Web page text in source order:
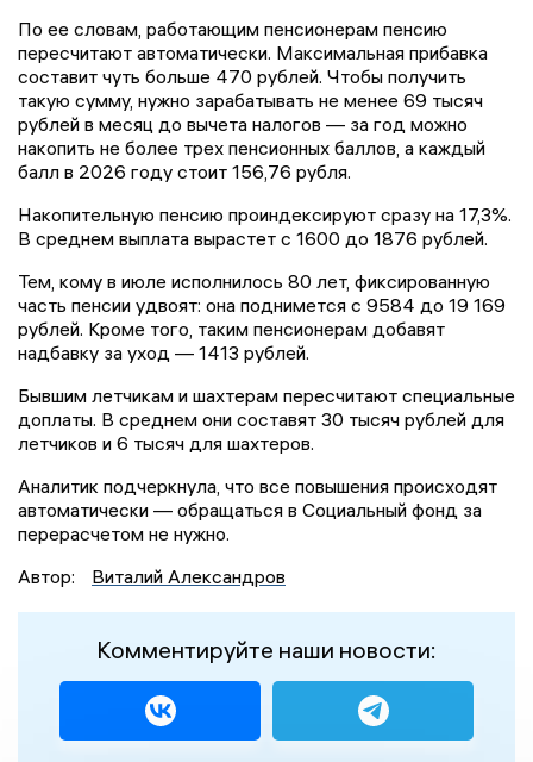
По ее словам, работающим пенсионерам пенсию
пересчитают автоматически. Максимальная прибавка
составит чуть больше 470 рублей. Чтобы получить
такую сумму, нужно зарабатывать не менее 69 тысяч
рублей в месяц до вычета налогов — за год можно
накопить не более трех пенсионных баллов, а каждый
балл в 2026 году стоит 156,76 рубля.
Накопительную пенсию проиндексируют сразу на 17,3%.
В среднем выплата вырастет с 1600 до 1876 рублей.
Тем, кому в июле исполнилось 80 лет, фиксированную
часть пенсии удвоят: она поднимется с 9584 до 19 169
рублей. Кроме того, таким пенсионерам добавят
надбавку за уход — 1413 рублей.
Бывшим летчикам и шахтерам пересчитают специальные
доплаты. В среднем они составят 30 тысяч рублей для
летчиков и 6 тысяч для шахтеров.
Аналитик подчеркнула, что все повышения происходят
автоматически — обращаться в Социальный фонд за
перерасчетом не нужно.
Автор:
Виталий Александров
Комментируйте наши новости: